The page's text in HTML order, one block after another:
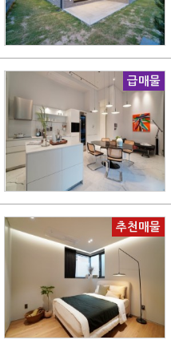
급매물
추천매물